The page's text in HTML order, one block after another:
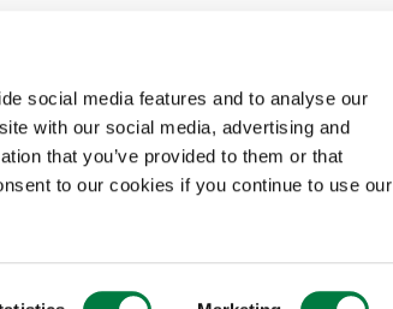
social media features and to analyse our
with our social media, advertising and
that you’ve provided to them or that
to our cookies if you continue to use our
作品紹介 ニュース